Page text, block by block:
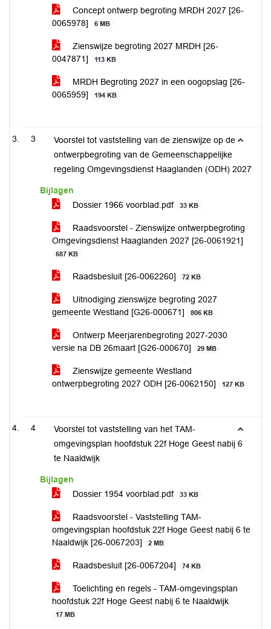
Concept ontwerp begroting MRDH 2027 [26-
0065978]
6 MB
Zienswijze begroting 2027 MRDH [26-
0047871]
113 KB
MRDH Begroting 2027 in een oogopslag [26-
0065959]
194 KB
3
Voorstel tot vaststelling van de zienswijze op de
ontwerpbegroting van de Gemeenschappelijke
regeling Omgevingsdienst Haaglanden (ODH) 2027
Bijlagen
Dossier 1966 voorblad.pdf
33 KB
Raadsvoorstel - Zienswijze ontwerpbegroting
Omgevingsdienst Haaglanden 2027 [26-0061921]
687 KB
Raadsbesluit [26-0062260] 72 KB
Uitnodiging zienswijze begroting 2027
gemeente Westland [G26-000671]
806 KB
Ontwerp Meerjarenbegroting 2027-2030
versie na DB 26maart [G26-000670]
29 MB
Zienswijze gemeente Westland
ontwerpbegroting 2027 ODH [26-0062150]
127 KB
4
Voorstel tot vaststelling van het TAM-
omgevingsplan hoofdstuk 22f Hoge Geest nabij 6
te Naaldwijk
Bijlagen
Dossier 1954 voorblad.pdf
33 KB
Raadsvoorstel - Vaststelling TAM-
omgevingsplan hoofdstuk 22f Hoge Geest nabij 6 te
Naaldwijk [26-0067203]
2 MB
Raadsbesluit [26-0067204] 74 KB
Toelichting en regels - TAM-omgevingsplan
hoofdstuk 22f Hoge Geest nabij 6 te Naaldwijk
17 MB